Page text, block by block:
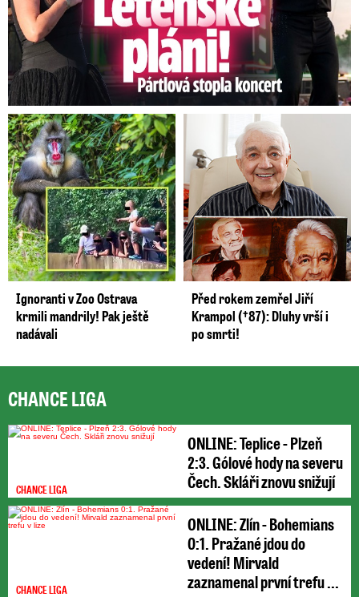
Ignoranti v Zoo Ostrava
krmili mandrily! Pak ještě
nadávali
Před rokem zemřel Jiří
Krampol (†87): Dluhy vrší i
po smrti!
CHANCE LIGA
CHANCE LIGA
ONLINE: Teplice - Plzeň
2:3. Gólové hody na severu
Čech. Skláři znovu snižují
CHANCE LIGA
ONLINE: Zlín - Bohemians
0:1. Pražané jdou do
vedení! Mirvald
zaznamenal první trefu ...